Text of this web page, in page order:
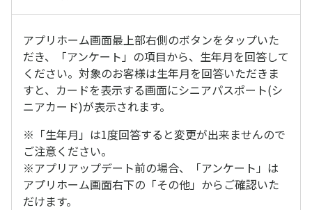
アプリホーム画面最上部右側のボタンをタップいた
だき、「アンケート」の項目から、生年月を回答して
ください。対象のお客様は生年月を回答いただきま
すと、カードを表示する画面にシニアパスポート(シ
ニアカード)が表示されます。
※「生年月」は1度回答すると変更が出来ませんので
ご注意ください。
※アプリアップデート前の場合、「アンケート」は
アプリホーム画面右下の「その他」からご確認いた
だけます。